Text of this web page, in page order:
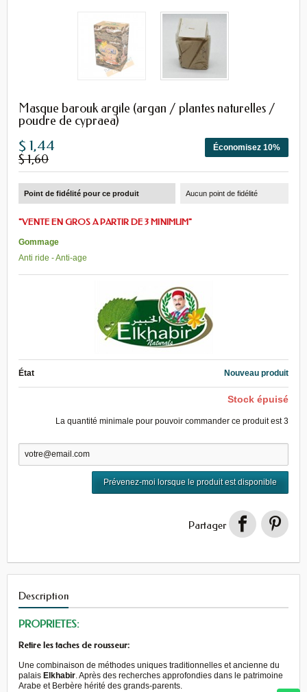
Masque barouk argile (argan / plantes naturelles /
poudre de cypraea)
Économisez 10%
$ 1,44
$ 1,60
Point de fidélité pour ce produit Aucun point de fidélité
"VENTE EN GROS A PARTIR DE 3 MINIMUM"
Gommage
Anti ride - Anti-age
État Nouveau produit
Stock épuisé
La quantité minimale pour pouvoir commander ce produit est3
Prévenez-moi lorsque le produit est disponible
Partager
Description
PROPRIETES:
Retire les taches de rousseur:
Une combinaison de méthodes uniques traditionnelles et ancienne du
palais Elkhabir. Après des recherches approfondies dans le patrimoine
Arabe et Berbère hérité des grands-parents.